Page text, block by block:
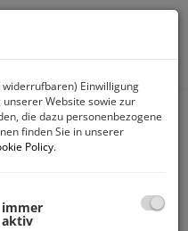
Einwilligung
Website sowie zur
die dazu personenbezogene
finden Sie in unserer
Policy.
immer
aktiv